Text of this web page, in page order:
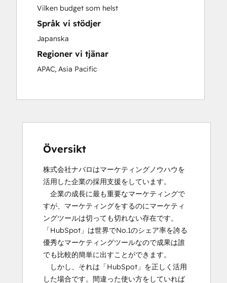
Video Production
Website Design
Vilken budget som helst
Språk vi stödjer
Japanska
Regioner vi tjänar
APAC, Asia Pacific
Översikt
株式会社ナバロはマーケティングノウハウを
活用した企業の採用支援をしています。
企業の成長に最も重要なマーケティングで
すが、マーケティングをするのにマーケティ
ングツールは切っても切れない存在です。
「HubSpot」は世界でNo.1のシェア率を誇る
優秀なマーケティングツールなので成果は誰
でも比較的簡単に出すことができます。
しかし、それは「HubSpot」を正しく活用
した場合です。間違った使い方をしていれば